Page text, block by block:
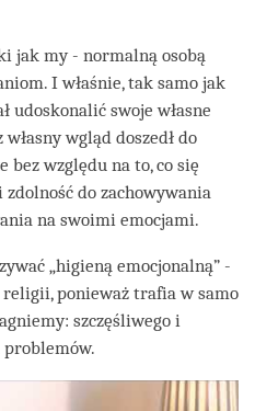
jak my - normalną osobą
I właśnie, tak samo jak
udoskonalić swoje własne
wgląd doszedł do
bez względu na to, co się
zdolność do zachowywania
na swoimi emocjami.
„higieną emocjonalną” -
ponieważ trafia w samo
szczęśliwego i
problemów.